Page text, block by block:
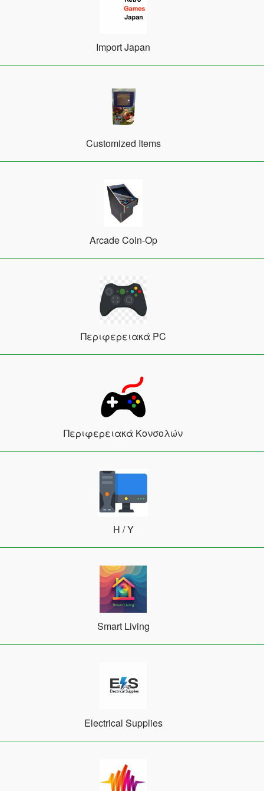
Import Japan
Customized Items
Arcade Coin-Op
Περιφερειακά PC
Περιφερειακά Κονσολών
Η / Υ
Smart Living
Electrical Supplies